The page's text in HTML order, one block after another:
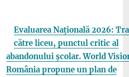
Evaluarea Națională 2026:
către liceu, punctul critic al
abandonului școlar. World
România propune un plan de